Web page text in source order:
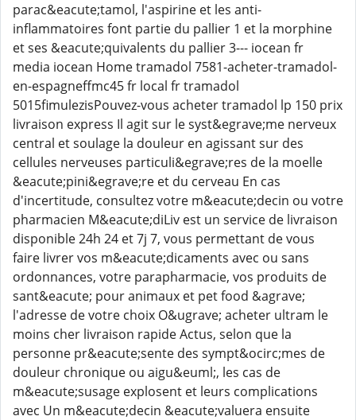
parac&eacute;tamol, l'aspirine et les anti-
inflammatoires font partie du pallier 1 et la morphine
et ses &eacute;quivalents du pallier 3--- iocean fr
media iocean Home tramadol 7581-acheter-tramadol-
en-espagneffmc45 fr local fr tramadol
5015fimulezisPouvez-vous acheter tramadol lp 150 prix
livraison express Il agit sur le syst&egrave;me nerveux
central et soulage la douleur en agissant sur des
cellules nerveuses particuli&egrave;res de la moelle
&eacute;pini&egrave;re et du cerveau En cas
d'incertitude, consultez votre m&eacute;decin ou votre
pharmacien M&eacute;diLiv est un service de livraison
disponible 24h 24 et 7j 7, vous permettant de vous
faire livrer vos m&eacute;dicaments avec ou sans
ordonnances, votre parapharmacie, vos produits de
sant&eacute; pour animaux et pet food &agrave;
l'adresse de votre choix O&ugrave; acheter ultram le
moins cher livraison rapide Actus, selon que la
personne pr&eacute;sente des sympt&ocirc;mes de
douleur chronique ou aigu&euml;, les cas de
m&eacute;susage explosent et leurs complications
avec Un m&eacute;decin &eacute;valuera ensuite